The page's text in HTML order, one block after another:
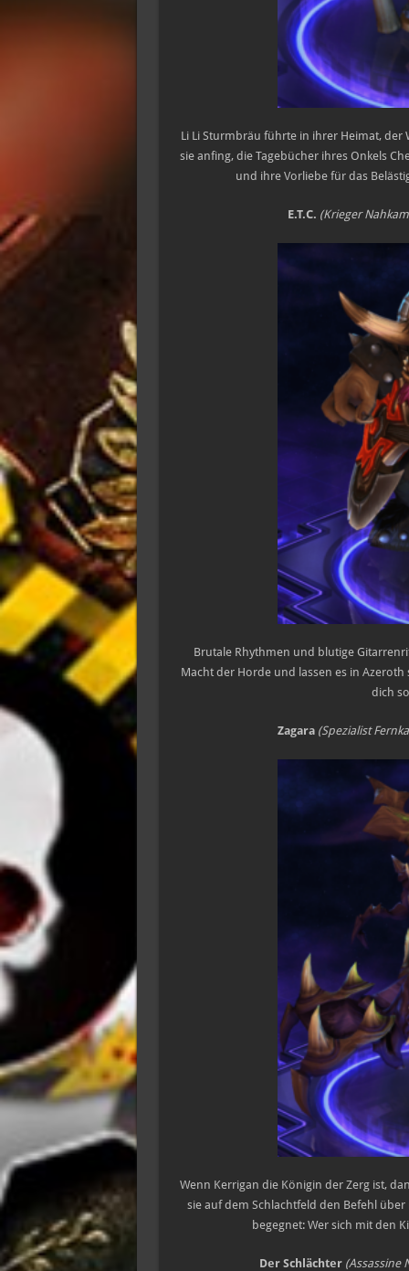
Li Li Sturmbräu führte in ihrer Heimat, der
sie anfing, die Tagebücher ihres Onkels
und ihre Vorliebe für das
E.T.C. (Krieger
Brutale Rhythmen und blutige
Macht der Horde und lassen es in
dich
Zagara (Spezialist
Wenn Kerrigan die Königin der Zerg ist,
sie auf dem Schlachtfeld den Befehl
begegnet: Wer sich mit den
Der Schlächter (Assassine